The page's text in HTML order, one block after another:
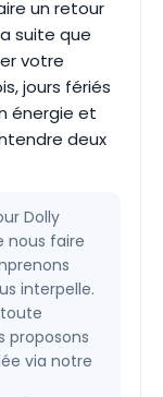
un retour
suite que
votre
jours fériés
énergie et
deux
Dolly
nous faire
interpelle.
proposons
via notre